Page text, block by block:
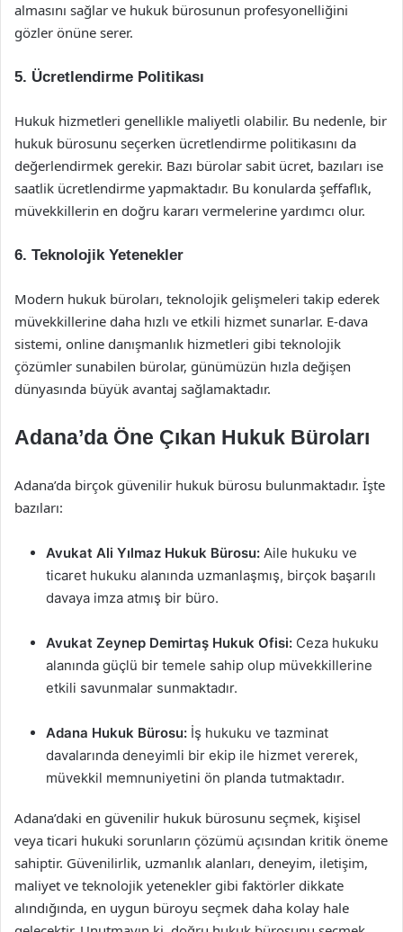
almasını sağlar ve hukuk bürosunun profesyonelliğini
gözler önüne serer.
5. Ücretlendirme Politikası
Hukuk hizmetleri genellikle maliyetli olabilir. Bu nedenle, bir
hukuk bürosunu seçerken ücretlendirme politikasını da
değerlendirmek gerekir. Bazı bürolar sabit ücret, bazıları ise
saatlik ücretlendirme yapmaktadır. Bu konularda şeffaflık,
müvekkillerin en doğru kararı vermelerine yardımcı olur.
6. Teknolojik Yetenekler
Modern hukuk büroları, teknolojik gelişmeleri takip ederek
müvekkillerine daha hızlı ve etkili hizmet sunarlar. E-dava
sistemi, online danışmanlık hizmetleri gibi teknolojik
çözümler sunabilen bürolar, günümüzün hızla değişen
dünyasında büyük avantaj sağlamaktadır.
Adana’da Öne Çıkan Hukuk Büroları
Adana’da birçok güvenilir hukuk bürosu bulunmaktadır. İşte
bazıları:
Avukat Ali Yılmaz Hukuk Bürosu: Aile hukuku ve
ticaret hukuku alanında uzmanlaşmış, birçok başarılı
davaya imza atmış bir büro.
Avukat Zeynep Demirtaş Hukuk Ofisi: Ceza hukuku
alanında güçlü bir temele sahip olup müvekkillerine
etkili savunmalar sunmaktadır.
Adana Hukuk Bürosu: İş hukuku ve tazminat
davalarında deneyimli bir ekip ile hizmet vererek,
müvekkil memnuniyetini ön planda tutmaktadır.
Adana’daki en güvenilir hukuk bürosunu seçmek, kişisel
veya ticari hukuki sorunların çözümü açısından kritik öneme
sahiptir. Güvenilirlik, uzmanlık alanları, deneyim, iletişim,
maliyet ve teknolojik yetenekler gibi faktörler dikkate
alındığında, en uygun büroyu seçmek daha kolay hale